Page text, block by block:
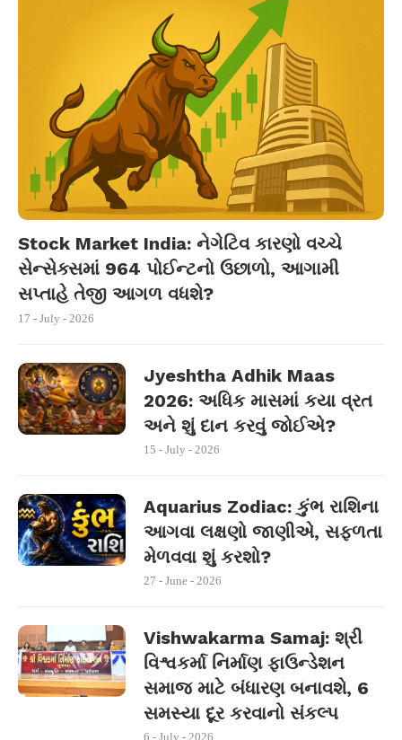
Stock Market India: નેગેટિવ કારણો વચ્ચે
સેન્સેક્સમાં 964 પોઈન્ટનો ઉછાળો, આગામી
સપ્તાહે તેજી આગળ વધશે?
17 - July - 2026
Jyeshtha Adhik Maas
2026: અધિક માસમાં કયા વ્રત
અને શું દાન કરવું જોઈએ?
15 - July - 2026
Aquarius Zodiac: કુંભ રાશિના
આગવા લક્ષણો જાણીએ, સફળતા
મેળવવા શું કરશો?
27 - June - 2026
Vishwakarma Samaj: શ્રી
વિશ્વકર્મા નિર્માણ ફાઉન્ડેશન
સમાજ માટે બંધારણ બનાવશે, 6
સમસ્યા દૂર કરવાનો સંકલ્પ
6 - July - 2026